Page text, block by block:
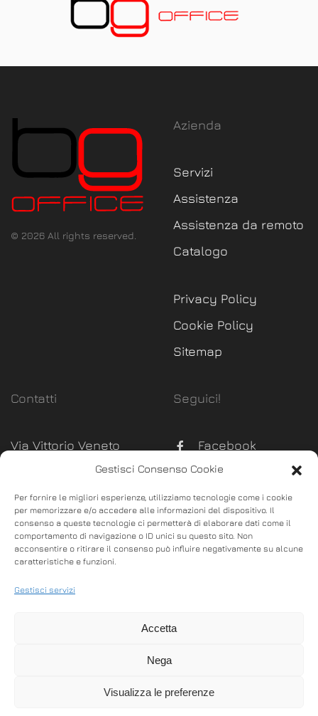
Gestisci Consenso Cookie
Per fornire le migliori esperienze, utilizziamo tecnologie come i cookie
per memorizzare e/o accedere alle informazioni del dispositivo. Il
consenso a queste tecnologie ci permetterà di elaborare dati come il
comportamento di navigazione o ID unici su questo sito. Non
acconsentire o ritirare il consenso può influire negativamente su alcune
caratteristiche e funzioni.
Gestisci servizi
Accetta
Nega
Visualizza le preferenze
© 2026 All rights reserved.
Azienda
Servizi
Assistenza
Assistenza da remoto
Catalogo
Privacy Policy
Cookie Policy
Sitemap
Contatti
Via Vittorio Veneto
289, Monsummano
P. Iva:02100630470
info@bgoffice.it
commerciale@bgoffice.it
0572.53037
Seguici!
Facebook
Instagram